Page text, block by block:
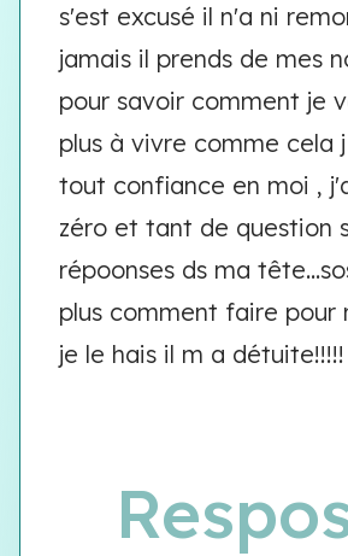
s'est excusé il n'a ni
jamais il prends de mes
pour savoir comment je
plus à vivre comme cela
tout confiance en moi ,
zéro et tant de question
répoonses ds ma
plus comment faire pour
je le hais il m a détuite!!!!!